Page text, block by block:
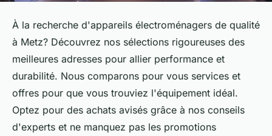
À la recherche d'appareils électroménagers de qualité
à Metz? Découvrez nos sélections rigoureuses des
meilleures adresses pour allier performance et
durabilité. Nous comparons pour vous services et
offres pour que vous trouviez l'équipement idéal.
Optez pour des achats avisés grâce à nos conseils
d'experts et ne manquez pas les promotions